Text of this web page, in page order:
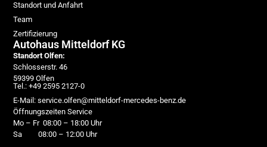
Standort und Anfahrt
Team
Zertifizierung
Autohaus Mitteldorf KG
Standort Olfen:
Schlosserstr. 46
59399 Olfen
Tel.: +49 2595 2127-0
E-Mail: service.olfen@mitteldorf-mercedes-benz.de
Öffnungszeiten Service
Mo – Fr 08:00 – 18:00 Uhr
Sa 08:00 – 12:00 Uhr